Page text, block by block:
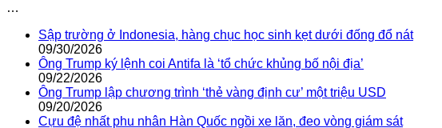
…
Sập trường ở Indonesia, hàng chục học sinh kẹt dưới đống đổ nát
09/30/2026
Ông Trump ký lệnh coi Antifa là ‘tổ chức khủng bố nội địa’
09/22/2026
Ông Trump lập chương trình ‘thẻ vàng định cư’ một triệu USD
09/20/2026
Cựu đệ nhất phu nhân Hàn Quốc ngồi xe lăn, đeo vòng giám sát